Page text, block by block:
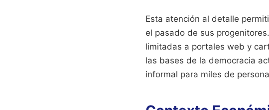
Esta atención al detalle
el pasado de sus
limitadas a portales web y
las bases de la democracia
informal para miles de